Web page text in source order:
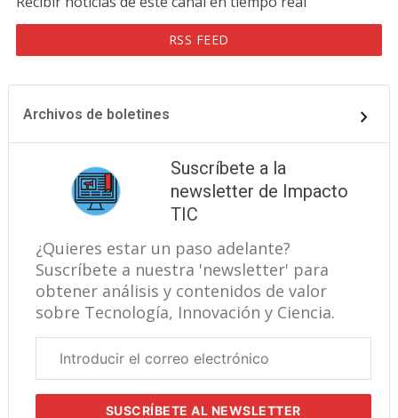
RSS FEED
Archivos de boletines
Suscríbete a la
newsletter de Impacto
TIC
¿Quieres estar un paso adelante?
Suscríbete a nuestra 'newsletter' para
obtener análisis y contenidos de valor
sobre Tecnología, Innovación y Ciencia.
electrónico
SUSCRÍBETEAL NEWSLETTER